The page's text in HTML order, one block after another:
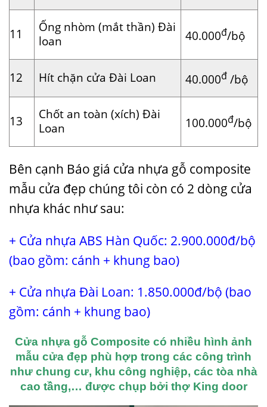
11
Ống nhòm (mắt thần) Đài
loan
40.000đ/bộ
12 Hít chặn cửa Đài Loan 40.000đ /bộ
13
Chốt an toàn (xích) Đài
Loan
100.000đ/bộ
Bên cạnh Báo giá cửa nhựa gỗ composite
mẫu cửa đẹp chúng tôi còn có 2 dòng cửa
nhựa khác như sau:
+ Cửa nhựa ABS Hàn Quốc: 2.900.000đ/bộ
(bao gồm: cánh + khung bao)
+ Cửa nhựa Đài Loan: 1.850.000đ/bộ (bao
gồm: cánh + khung bao)
Cửa nhựa gỗ Composite có nhiều hình ảnh
mẫu cửa đẹp phù hợp trong các công trình
như chung cư, khu công nghiệp, các tòa nhà
cao tầng,… được chụp bởi thợ King door